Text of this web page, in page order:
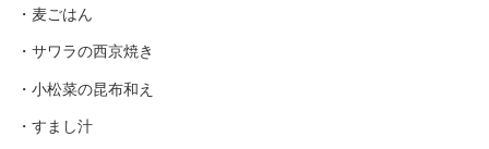
・麦ごはん
・サワラの西京焼き
・小松菜の昆布和え
・すまし汁